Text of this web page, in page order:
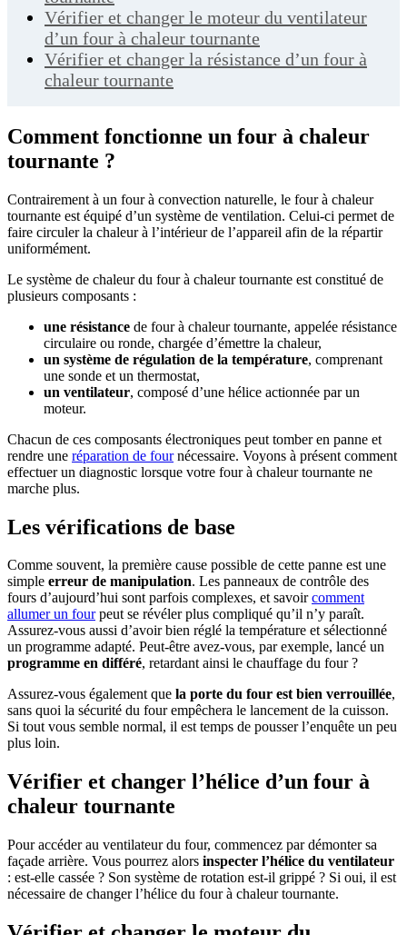
Vérifier et changer le moteur du ventilateur
d’un four à chaleur tournante
Vérifier et changer la résistance d’un four à
chaleur tournante
Comment fonctionne un four à chaleur
tournante ?
Contrairement à un four à convection naturelle, le four à chaleur
tournante est équipé d’un système de ventilation. Celui-ci permet de
faire circuler la chaleur à l’intérieur de l’appareil afin de la répartir
uniformément.
Le système de chaleur du four à chaleur tournante est constitué de
plusieurs composants :
une résistance de four à chaleur tournante, appelée résistance
circulaire ou ronde, chargée d’émettre la chaleur,
un système de régulation de la température, comprenant
une sonde et un thermostat,
un ventilateur, composé d’une hélice actionnée par un
moteur.
Chacun de ces composants électroniques peut tomber en panne et
rendre une réparation de fournécessaire. Voyons à présent comment
effectuer un diagnostic lorsque votre four à chaleur tournante ne
marche plus.
Les vérifications de base
Comme souvent, la première cause possible de cette panne est une
simple erreur de manipulation. Les panneaux de contrôle des
fours d’aujourd’hui sont parfois complexes, et savoircomment
allumer un fourpeut se révéler plus compliqué qu’il n’y paraît.
Assurez-vous aussi d’avoir bien réglé la température et sélectionné
un programme adapté. Peut-être avez-vous, par exemple, lancé un
programme en différé, retardant ainsi le chauffage du four ?
Assurez-vous également que la porte du four est bien verrouillée,
sans quoi la sécurité du four empêchera le lancement de la cuisson.
Si tout vous semble normal, il est temps de pousser l’enquête un peu
plus loin.
Vérifier et changer l’hélice d’un four à
chaleur tournante
Pour accéder au ventilateur du four, commencez par démonter sa
façade arrière. Vous pourrez alors inspecter l’hélice du ventilateur
: est-elle cassée ? Son système de rotation est-il grippé ? Si oui, il est
nécessaire de changer l’hélice du four à chaleur tournante.